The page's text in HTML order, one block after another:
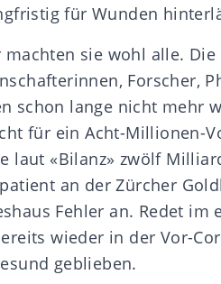
für Wunden
machten sie wohl alle.
Forscher,
schon lange nicht mehr
für ein Acht-Millionen-
laut «Bilanz» zwölf
an der Zürcher
Fehler an. Redet
wieder in der Vor-
geblieben.